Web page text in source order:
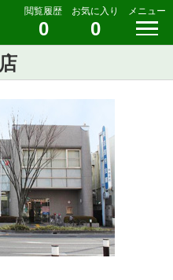
閲覧履歴
0
お気に入り
0
メニュー